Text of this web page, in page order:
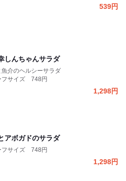
539円
しんちゃんサラダ
魚介のヘルシーサラダ
サイズ 748円
1,298円
アボガドのサラダ
サイズ 748円
1,298円